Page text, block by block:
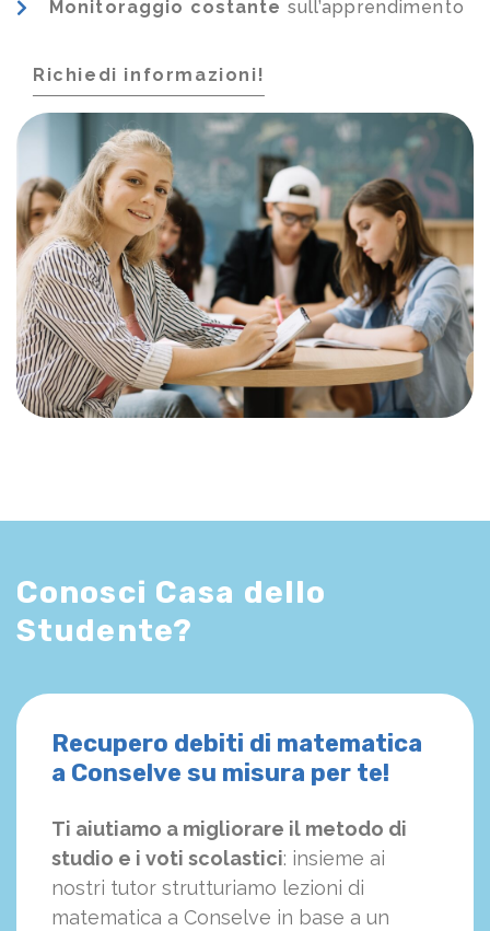
Monitoraggio costante sull’apprendimento
Richiedi informazioni!
Conosci Casa dello
Studente?
Recupero debiti di matematica
a Conselve su misura per te!
Ti aiutiamo a migliorare il metodo di
studio e i voti scolastici: insieme ai
nostri tutor strutturiamo lezioni di
matematica a Conselve in base a un